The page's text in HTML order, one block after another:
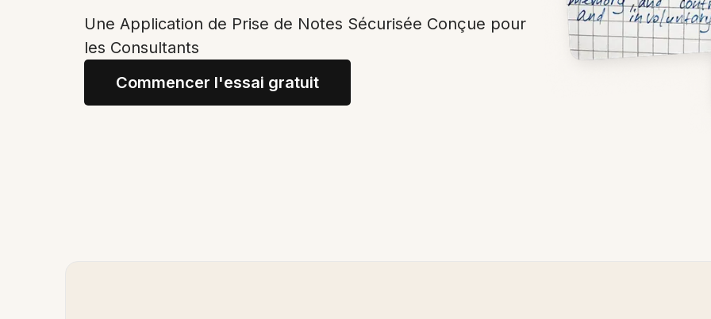
Une Application de Prise de Notes Sécurisée Conçue pour
les Consultants
Commencer l'essai gratuit